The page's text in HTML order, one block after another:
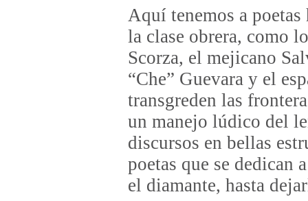
Aquí tenemos a
la clase obrera, como
Scorza, el mejicano
“Che” Guevara y el
transgreden las
un manejo lúdico del
discursos en bellas
poetas que se
el diamante, hasta